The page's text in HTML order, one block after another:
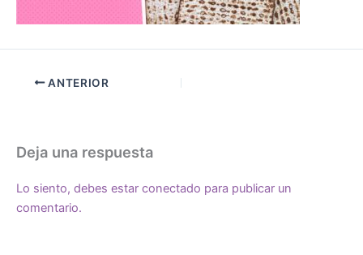
ANTERIOR
Deja una respuesta
Lo siento, debes estar conectado para publicar un
comentario.